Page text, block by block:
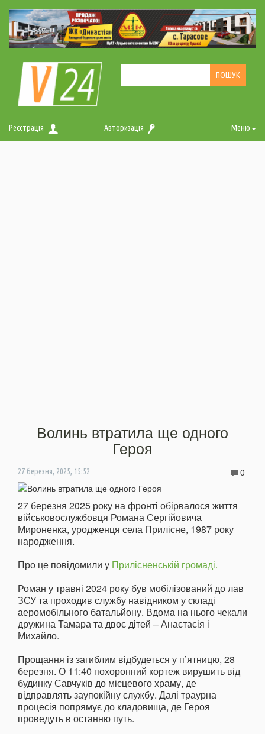
Реєстрація Авторизація Меню
Волинь втратила ще одного
Героя
27 березня, 2025, 15:52 0
27 березня 2025 року на фронті обірвалося життя
військовослужбовця Романа Сергійовича
Мироненка, уродженця села Прилісне, 1987 року
народження.
Про це повідомили у Прилісненській громаді.
Роман у травні 2024 року був мобілізований до лав
ЗСУ та проходив службу навідником у складі
аеромобільного батальйону. Вдома на нього чекали
дружина Тамара та двоє дітей – Анастасія і
Михайло.
Прощання із загиблим відбудеться у п’ятницю, 28
березня. О 11:40 похоронний кортеж вирушить від
будинку Савчуків до місцевого храму, де
відправлять заупокійну службу. Далі траурна
процесія попрямує до кладовища, де Героя
проведуть в останню путь.